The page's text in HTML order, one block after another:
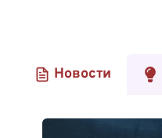
Новости